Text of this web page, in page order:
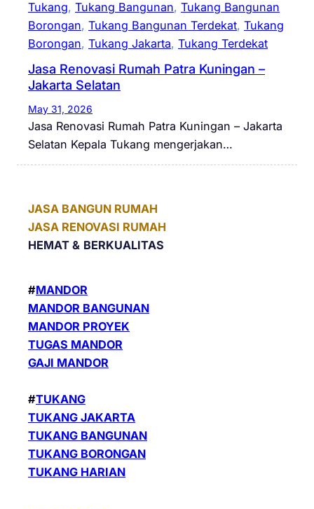
Tukang, Tukang Bangunan, Tukang Bangunan
Borongan, Tukang Bangunan Terdekat, Tukang
Borongan, Tukang Jakarta, Tukang Terdekat
Jasa Renovasi Rumah Patra Kuningan –
Jakarta Selatan
May 31, 2026
Jasa Renovasi Rumah Patra Kuningan – Jakarta
Selatan Kepala Tukang mengerjakan…
JASA BANGUN RUMAH
JASA RENOVASI RUMAH
HEMAT & BERKUALITAS
#MANDOR
MANDOR BANGUNAN
MANDOR PROYEK
TUGAS MANDOR
GAJI MANDOR
#TUKANG
TUKANG JAKARTA
TUKANG BANGUNAN
TUKANG BORONGAN
TUKANG HARIAN